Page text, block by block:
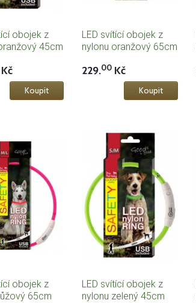
obojek z
45cm
Kč
LED svítící obojek z
nylonu oranžový 65cm
229.00Kč
obojek z
65cm
LED svítící obojek z
nylonu zelený 45cm